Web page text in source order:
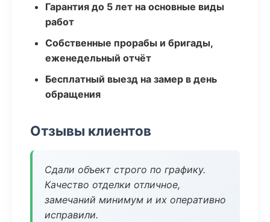
Гарантия до 5 лет на основные виды
работ
Собственные прорабы и бригады,
еженедельный отчёт
Бесплатный выезд на замер в день
обращения
Отзывы клиентов
Сдали объект строго по графику.
Качество отделки отличное,
замечаний минимум и их оперативно
исправили.